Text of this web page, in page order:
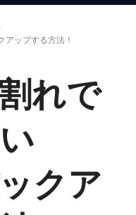
アップする方法！
れで
クア